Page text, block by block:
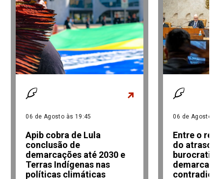
06 de Agosto às 19:45
Apib cobra de Lula
conclusão de
demarcações até 2030 e
Terras Indígenas nas
políticas climáticas
06 de Agosto
Entre o
do atraso